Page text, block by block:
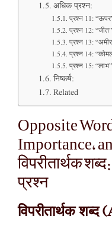
अधिक प्रश्न:
प्रश्न 11:
प्रश्न 12:
प्रश्न 13:
प्रश्न 14:
प्रश्न 15:
निष्कर्ष:
Related
Opposite
Importance,
विपरीतार्थक
प्रश्न
विपरीतार्थक